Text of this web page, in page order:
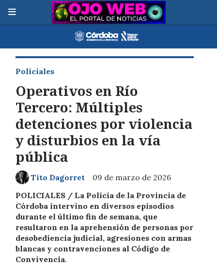
Operativos en Río
Tercero: Múltiples
detenciones por violencia
y disturbios en la vía
pública
POLICIALES / La Policía de la Provincia de
Córdoba intervino en diversos episodios
durante el último fin de semana, que
resultaron en la aprehensión de personas por
desobediencia judicial, agresiones con armas
blancas y contravenciones al Código de
Convivencia.
Policiales
09 de marzo de 2026
Tito Dagorret